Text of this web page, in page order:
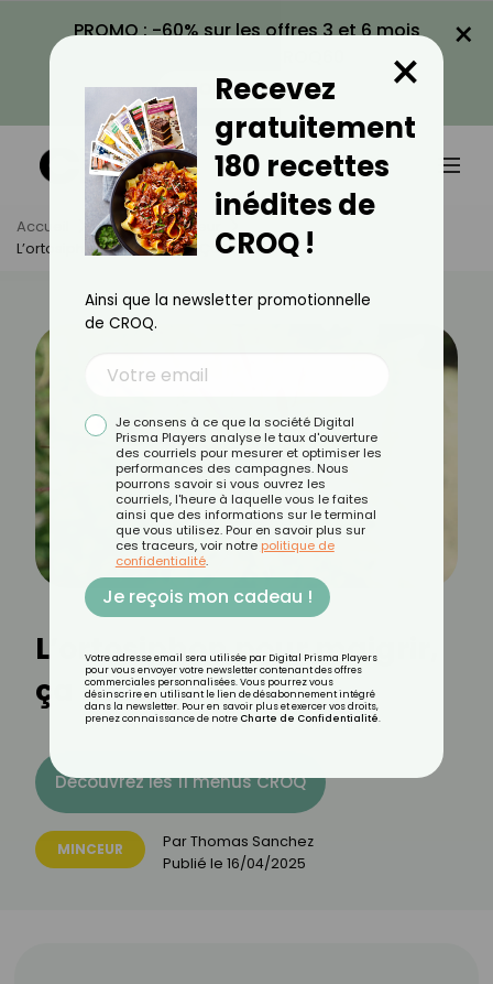
PROMO : -60% sur les offres 3 et 6 mois
VOIR LA PROMO
×
Accueil Actus
Minceur
L’ortosiphon Pour Maigrir, Ça Marche ?
L’ortosiphon pour maigrir,
ça marche ?
Découvrez les 11 menus CROQ
MINCEUR ParThomas Sanchez
Publié le 16/04/2025
Recevez
gratuitement
180 recettes
inédites de
CROQ !
×
Ainsi que la newsletter promotionnelle
de CROQ.
Je consens à ce que la société Digital
Prisma Players analyse le taux d'ouverture
des courriels pour mesurer et optimiser les
performances des campagnes. Nous
pourrons savoir si vous ouvrez les
courriels, l'heure à laquelle vous le faites
ainsi que des informations sur le terminal
que vous utilisez. Pour en savoir plus sur
ces traceurs, voir notre politique de
confidentialité.
Je reçois mon cadeau !
Votre adresse email sera utilisée par Digital Prisma Players
pour vous envoyer votre newsletter contenant des offres
commerciales personnalisées. Vous pourrez vous
désinscrire en utilisant le lien de désabonnement intégré
dans la newsletter. Pour en savoir plus et exercer vos droits,
prenez connaissance de notre Charte de Confidentialité.